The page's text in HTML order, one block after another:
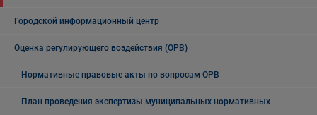
Городской информационный центр
Оценка регулирующего воздействия (ОРВ)
Нормативные правовые акты по вопросам ОРВ
План проведения экспертизы муниципальных нормативных